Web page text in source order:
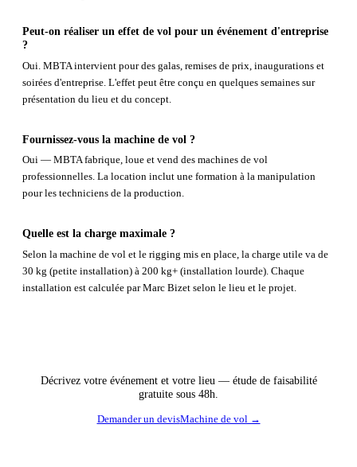
Peut-on réaliser un effet de vol pour un événement d'entreprise
?
Oui. MBTA intervient pour des galas, remises de prix, inaugurations et
soirées d'entreprise. L'effet peut être conçu en quelques semaines sur
présentation du lieu et du concept.
Fournissez-vous la machine de vol ?
Oui — MBTA fabrique, loue et vend des machines de vol
professionnelles. La location inclut une formation à la manipulation
pour les techniciens de la production.
Quelle est la charge maximale ?
Selon la machine de vol et le rigging mis en place, la charge utile va de
30 kg (petite installation) à 200 kg+ (installation lourde). Chaque
installation est calculée par Marc Bizet selon le lieu et le projet.
Décrivez votre événement et votre lieu — étude de faisabilité
gratuite sous 48h.
Demander un devisMachine de vol →